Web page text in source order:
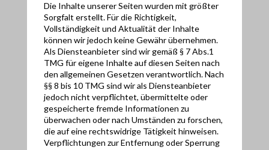
Die Inhalte unserer Seiten wurden mit größter
Sorgfalt erstellt. Für die Richtigkeit,
Vollständigkeit und Aktualität der Inhalte
können wir jedoch keine Gewähr übernehmen.
Als Diensteanbieter sind wir gemäß § 7 Abs.1
TMG für eigene Inhalte auf diesen Seiten nach
den allgemeinen Gesetzen verantwortlich. Nach
§§ 8 bis 10 TMG sind wir als Diensteanbieter
jedoch nicht verpflichtet, übermittelte oder
gespeicherte fremde Informationen zu
überwachen oder nach Umständen zu forschen,
die auf eine rechtswidrige Tätigkeit hinweisen.
Verpflichtungen zur Entfernung oder Sperrung